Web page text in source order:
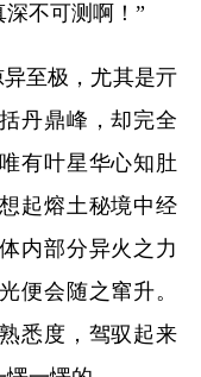
不可测啊！”
至极，尤其是亓
丹鼎峰，却完全
有叶星华心知肚
起熔土秘境中经
内部分异火之力
便会随之窜升。
悉度，驾驭起来